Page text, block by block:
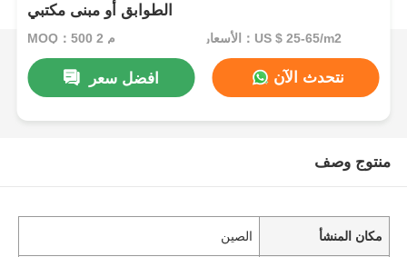
الطوابق أو مبنى مكتبي
MOQ：500 م 2 الأسعار：US $ 25-65/m2
افضل سعر نتحدث الآن
منتوج وصف
مكان المنشأ الصين